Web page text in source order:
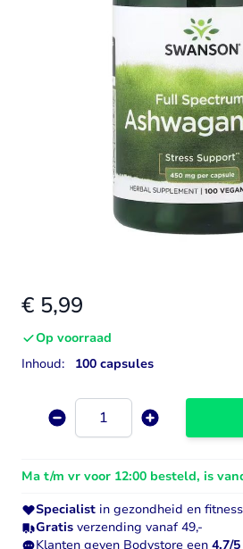
€ 5,99
Op voorraad
Inhoud:
100 capsules
Aantal
Ma t/m vr voor 12:00 besteld, is
Specialist in gezondheid en fitness
Gratis verzending vanaf 49,-
Klanten geven Bodystore een 4,7/5